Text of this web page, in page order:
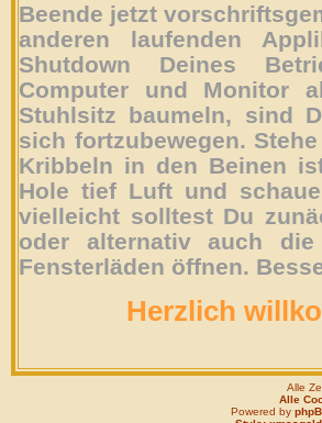
Beende jetzt
anderen laufenden
Shutdown Deines
Computer und Monitor
Stuhlsitz baumeln, sind
sich fortzubewegen.
Kribbeln in den Beinen
Hole tief Luft und
vielleicht solltest Du
oder alternativ auch
Fensterläden öffnen.
Herzlich
Alle
Alle
Powered by